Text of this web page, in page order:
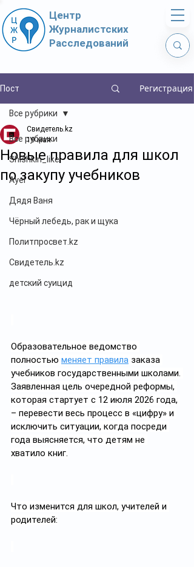
Центр
Журналистских
Расследований
Пост Регистрация
Все рубрики
Shishkin_like
Ayel
Дядя Ваня
Чёрный лебедь, рак и щука
Политпросвет.kz
Свидетель.kz
детский суицид
Все рубрики
Новые правила для школ
по закупу учебников
Свидетель.kz
19 мая
Образовательное ведомство
полностью меняет правила заказа
учебников государственными школами.
Заявленная цель очередной реформы,
которая стартует с 12 июля 2026 года,
– перевести весь процесс в «цифру» и
исключить ситуации, когда посреди
года выясняется, что детям не
хватило книг.
Что изменится для школ, учителей и
родителей: